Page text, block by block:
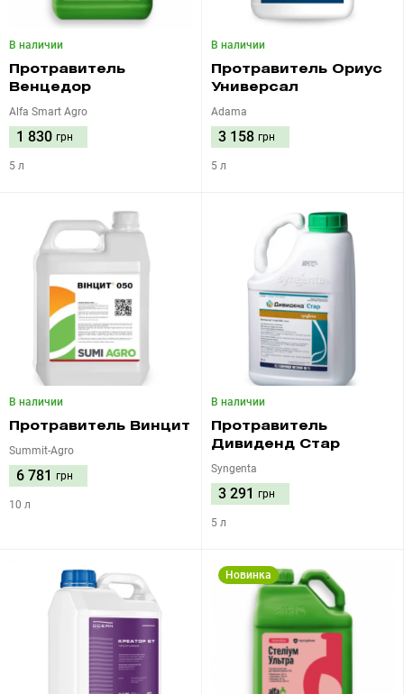
В наличии
Протравитель
Венцедор
Alfa Smart Agro
1 830 грн
5 л
В наличии
Протравитель Ориус
Универсал
Adama
3 158 грн
5 л
В наличии
Протравитель Винцит
Summit-Agro
6 781 грн
10 л
В наличии
Протравитель
Дивиденд Стар
Syngenta
3 291 грн
5 л
Новинка